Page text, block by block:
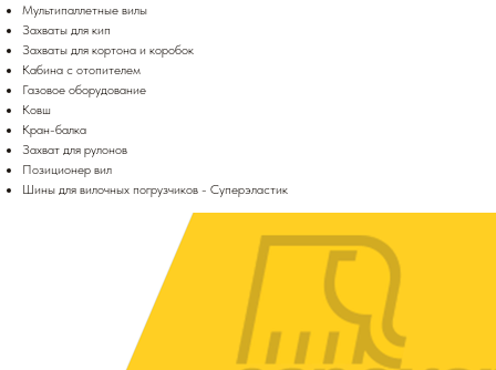
Мультипаллетные вилы
Захваты для кип
Захваты для кортона и коробок
Кабина с отопителем
Газовое оборудование
Ковш
Кран-балка
Захват для рулонов
Позиционер вил
Шины для вилочных погрузчиков - Суперэластик